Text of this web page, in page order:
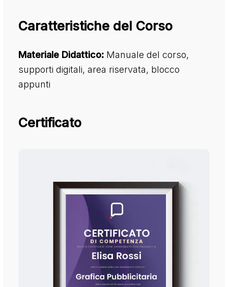
Caratteristiche del Corso
Materiale Didattico: Manuale del corso,
supporti digitali, area riservata, blocco
appunti
Certificato